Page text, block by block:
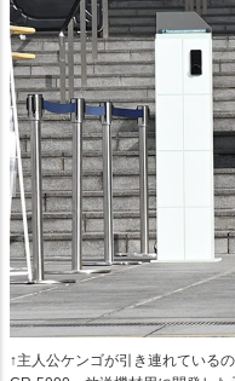
↑主人公ケンゴが引き連れている